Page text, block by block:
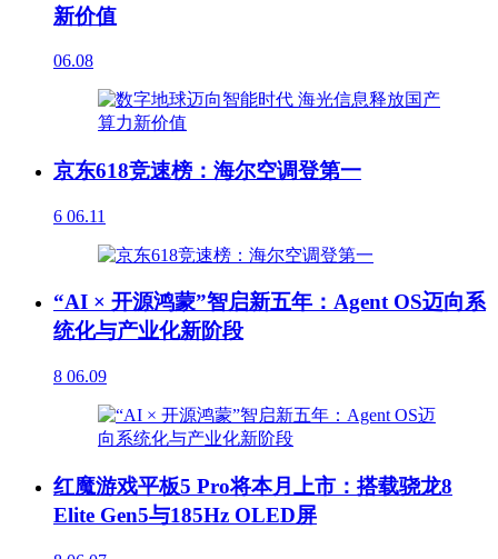
新价值
06.08
京东618竞速榜：海尔空调登第一
6 06.11
“AI × 开源鸿蒙”智启新五年：Agent OS迈向系
统化与产业化新阶段
8 06.09
红魔游戏平板5 Pro将本月上市：搭载骁龙8
Elite Gen5与185Hz OLED屏